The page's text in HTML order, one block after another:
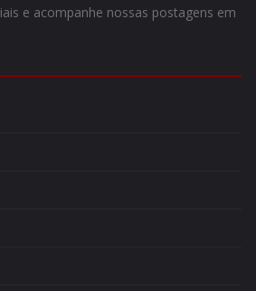
e acompanhe nossas postagens em